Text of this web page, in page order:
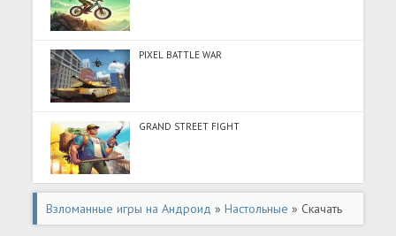
PIXEL BATTLE WAR
GRAND STREET FIGHT
Взломанные игры на Андроид »Настольные » Скачать